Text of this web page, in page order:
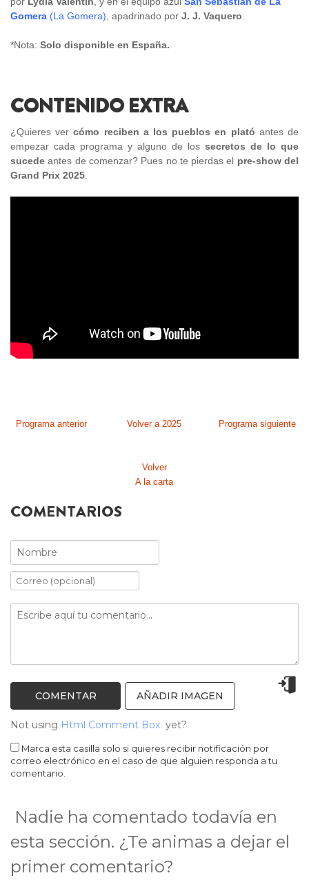
Gomera (La Gomera) , apadrinado por J. J. Vaquero
*Nota: Solo disponible en España.
CONTENIDO EXTRA
¿Quieres vercómo reciben a los pueblos en plató antes de
empezar cada programa y alguno de los secretos de lo que
sucede antes de comenzar? Pues no te pierdas el pre-show del
Grand Prix 2025
Programa anterior Volver a 2025
Volver
A la carta
Programa siguiente
COMENTARIOS
AÑADIR IMAGEN
Not using Html Comment Box yet?
Marca esta casilla solo si quieres recibir notificación por
correo electrónico en el caso de que alguien responda a tu
comentario.
Nadie ha comentado todavía en
esta sección. ¿Te animas a dejar el
primer comentario?